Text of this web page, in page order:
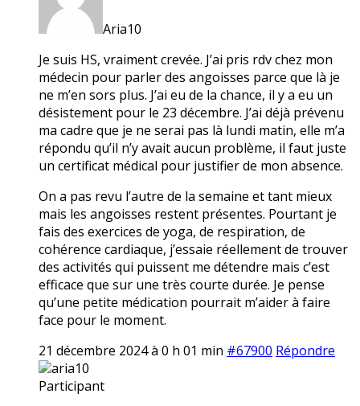
Aria10
Je suis HS, vraiment crevée. J’ai pris rdv chez mon
médecin pour parler des angoisses parce que là je
ne m’en sors plus. J’ai eu de la chance, il y a eu un
désistement pour le 23 décembre. J’ai déjà prévenu
ma cadre que je ne serai pas là lundi matin, elle m’a
répondu qu’il n’y avait aucun problème, il faut juste
un certificat médical pour justifier de mon absence.
On a pas revu l’autre de la semaine et tant mieux
mais les angoisses restent présentes. Pourtant je
fais des exercices de yoga, de respiration, de
cohérence cardiaque, j’essaie réellement de trouver
des activités qui puissent me détendre mais c’est
efficace que sur une très courte durée. Je pense
qu’une petite médication pourrait m’aider à faire
face pour le moment.
21 décembre 2024 à 0 h 01 min #67900 Répondre
aria10
Participant